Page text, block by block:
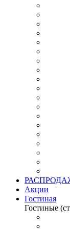
Акции
Гостиная
Гостиные